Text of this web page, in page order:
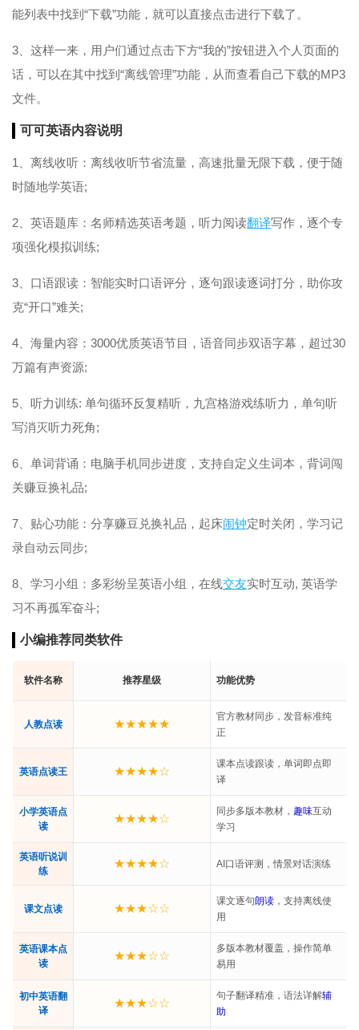
能列表中找到“下载”功能，就可以直接点击进行下载了。
3、这样一来，用户们通过点击下方“我的”按钮进入个人页面的
话，可以在其中找到“离线管理”功能，从而查看自己下载的MP3
文件。
可可英语内容说明
1、离线收听：离线收听节省流量，高速批量无限下载，便于随
时随地学英语;
2、英语题库：名师精选英语考题，听力阅读翻译写作，逐个专
项强化模拟训练;
3、口语跟读：智能实时口语评分，逐句跟读逐词打分，助你攻
克“开口”难关;
4、海量内容：3000优质英语节目，语音同步双语字幕，超过30
万篇有声资源;
5、听力训练: 单句循环反复精听，九宫格游戏练听力，单句听
写消灭听力死角;
6、单词背诵：电脑手机同步进度，支持自定义生词本，背词闯
关赚豆换礼品;
7、贴心功能：分享赚豆兑换礼品，起床闹钟定时关闭，学习记
录自动云同步;
8、学习小组：多彩纷呈英语小组，在线交友实时互动, 英语学
习不再孤军奋斗;
小编推荐同类软件
软件名称 推荐星级 功能优势
人教点读 ★★★★★
官方教材同步，发音标准纯
正
英语点读王 ★★★★☆
课本点读跟读，单词即点即
译
小学英语点
读
★★★★☆
同步多版本教材， 趣味互动
学习
英语听说训
练
★★★★☆ AI口语评测，情景对话演练
课文点读 ★★★☆☆
课文逐句朗读 ，支持离线使
用
英语课本点
读
★★★☆☆
多版本教材覆盖，操作简单
易用
初中英语翻
译
★★★☆☆
句子翻译精准，语法详解辅
助